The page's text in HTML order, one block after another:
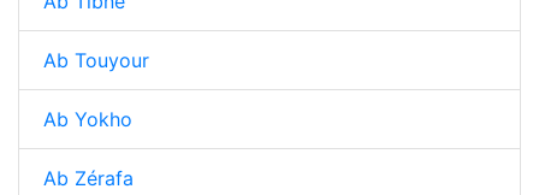
Ab Touyour
Ab Yokho
Ab Zérafa